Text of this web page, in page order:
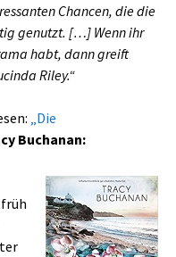
Chancen, die die
genutzt. […] Wenn ihr
habt, dann greift
Riley.“
„Die
Buchanan: